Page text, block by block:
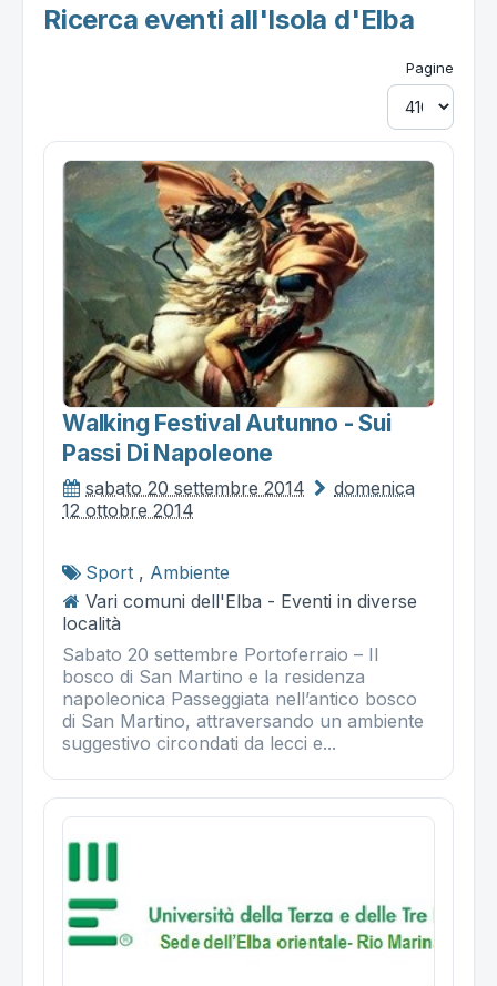
Ricerca eventi all'Isola d'Elba
Pagine
Walking Festival Autunno - Sui
Passi Di Napoleone
sabato 20 settembre 2014
domenica
12 ottobre 2014
Sport , Ambiente
Vari comuni dell'Elba - Eventi in diverse
località
Sabato 20 settembre Portoferraio – Il
bosco di San Martino e la residenza
napoleonica Passeggiata nell’antico bosco
di San Martino, attraversando un ambiente
suggestivo circondati da lecci e...